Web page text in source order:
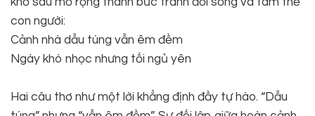
con người:
Cảnh nhà dẫu túng vẫn êm đềm
Ngày khó nhọc nhưng tối ngủ yên
Hai câu thơ như một lời khẳng định đầy tự hào. “Dẫu